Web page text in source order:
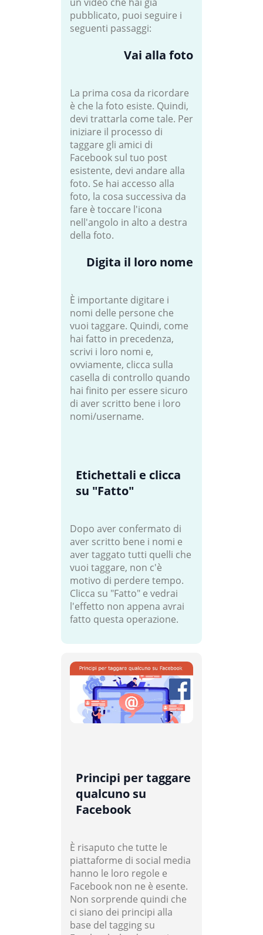
pubblicato, puoi seguire i
seguenti passaggi:
Vai alla foto
La prima cosa da ricordare
è che la foto esiste. Quindi,
devi trattarla come tale. Per
iniziare il processo di
taggare gli amici di
Facebook sul tuo post
esistente, devi andare alla
foto. Se hai accesso alla
foto, la cosa successiva da
fare è toccare l'icona
nell'angolo in alto a destra
della foto.
Digita il loro nome
È importante digitare i
nomi delle persone che
vuoi taggare. Quindi, come
hai fatto in precedenza,
scrivi i loro nomi e,
ovviamente, clicca sulla
casella di controllo quando
hai finito per essere sicuro
di aver scritto bene i loro
nomi/username.
Etichettali e clicca
su "Fatto"
Dopo aver confermato di
aver scritto bene i nomi e
aver taggato tutti quelli che
vuoi taggare, non c'è
motivo di perdere tempo.
Clicca su "Fatto" e vedrai
l'effetto non appena avrai
fatto questa operazione.
Principi per taggare
qualcuno su
Facebook
È risaputo che tutte le
piattaforme di social media
hanno le loro regole e
Facebook non ne è esente.
Non sorprende quindi che
ci siano dei principi alla
base del tagging su